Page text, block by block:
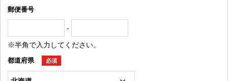
郵便番号
-
※半角で入力してください。
都道府県 必須